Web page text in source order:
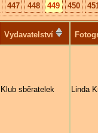
447 448 449 450
Vydavatelství
Klub sběratelek Linda